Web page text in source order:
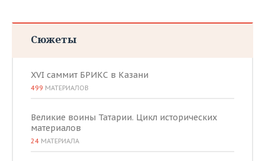
Сюжеты
XVI саммит БРИКС в Казани
499 МАТЕРИАЛОВ
Великие воины Татарии. Цикл исторических
материалов
24 МАТЕРИАЛА